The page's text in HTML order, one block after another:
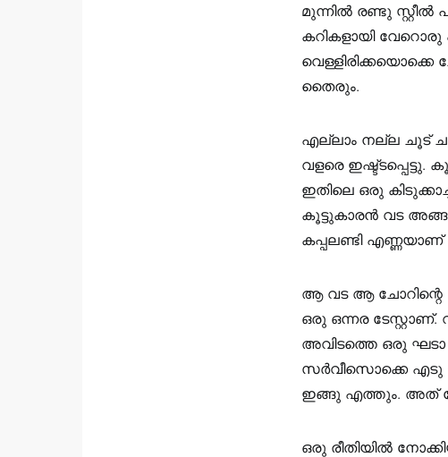
മുന്നിൽ രണ്ടു സ്റ്റീൽ
കറികളായി
വെള്ളിരിക്കയൊക്കെ
തൈരും.
എല്ലാം നല്ല ചൂട്
വളരെ ഇഷ്ട്ടപ്പെട്ടു.
ഇതിലെ ഒരു
കൂട്ടുകാരൻ വട
കപ്പലണ്ടി
ആ വട ആ ചോറിന്റെ
ഒരു ഒന്നര
അവിടത്തെ ഒരു ഘടാ
സർവീസൊക്കെ എടു
ഇങ്ങു എത്തും. അത്
ഒരു രീതിയിൽ